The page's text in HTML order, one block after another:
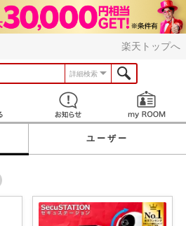
楽天トップへ
詳細検索
見つける お知らせ
ユーザー